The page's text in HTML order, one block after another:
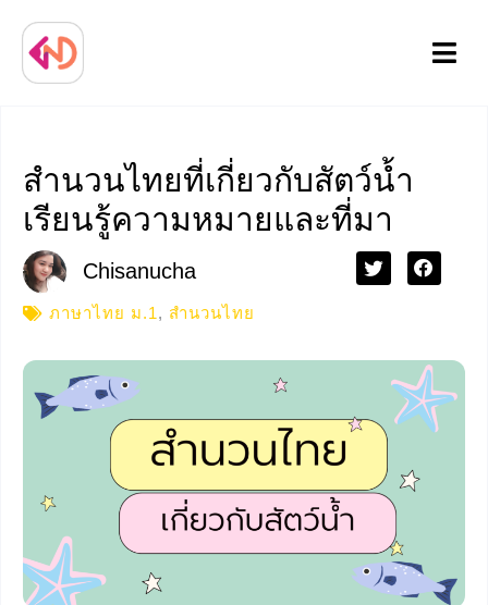
Menu
สำนวนไทยที่เกี่ยวกับสัตว์น้ำ
เรียนรู้ความหมายและที่มา
Chisanucha
ภาษาไทย ม.1, สำนวนไทย